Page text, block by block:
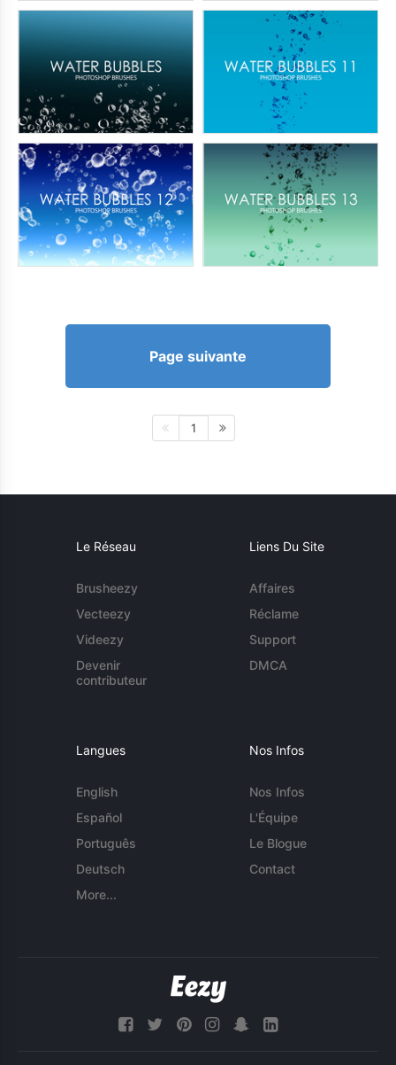
Page suivante
1
Le Réseau
Brusheezy
Vecteezy
Videezy
Devenir
contributeur
Liens Du Site
Affaires
Réclame
Support
DMCA
Langues
English
Español
Português
Deutsch
More...
Nos Infos
Nos Infos
L'Équipe
Le Blogue
Contact